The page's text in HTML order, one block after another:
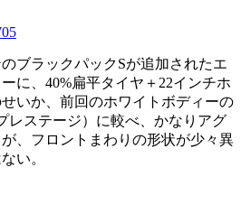
ブラックパックSが追加されたエ
に、40%扁平タイヤ＋22インチホ
いか、前回のホワイトボディーの
レステージ）に較べ、かなりアグ
、フロントまわりの形状が少々異
い。